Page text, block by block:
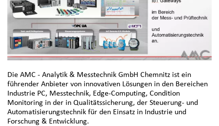
Die AMC - Analytik & Messtechnik GmbH Chemnitz ist ein
führender Anbieter von innovativen Lösungen in den Bereichen
Industrie PC, Messtechnik, Edge-Computing, Condition
Monitoring in der in Qualitätssicherung, der Steuerung- und
Automatisierungstechnik für den Einsatz in Industrie und
Forschung & Entwicklung.